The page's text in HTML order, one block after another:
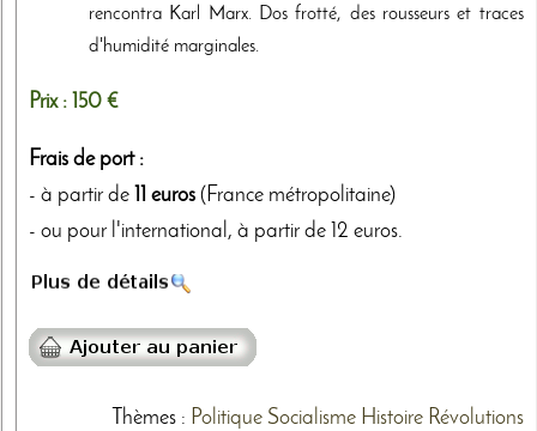
rencontra Karl Marx. Dos frotté, des rousseurs et traces
d'humidité marginales.
Prix : 150 €
Frais de port :
- à partir de
11 euros (France métropolitaine)
- ou pour l'international, à partir de 12 euros.
Thèmes: Politique Socialisme Histoire Révolutions